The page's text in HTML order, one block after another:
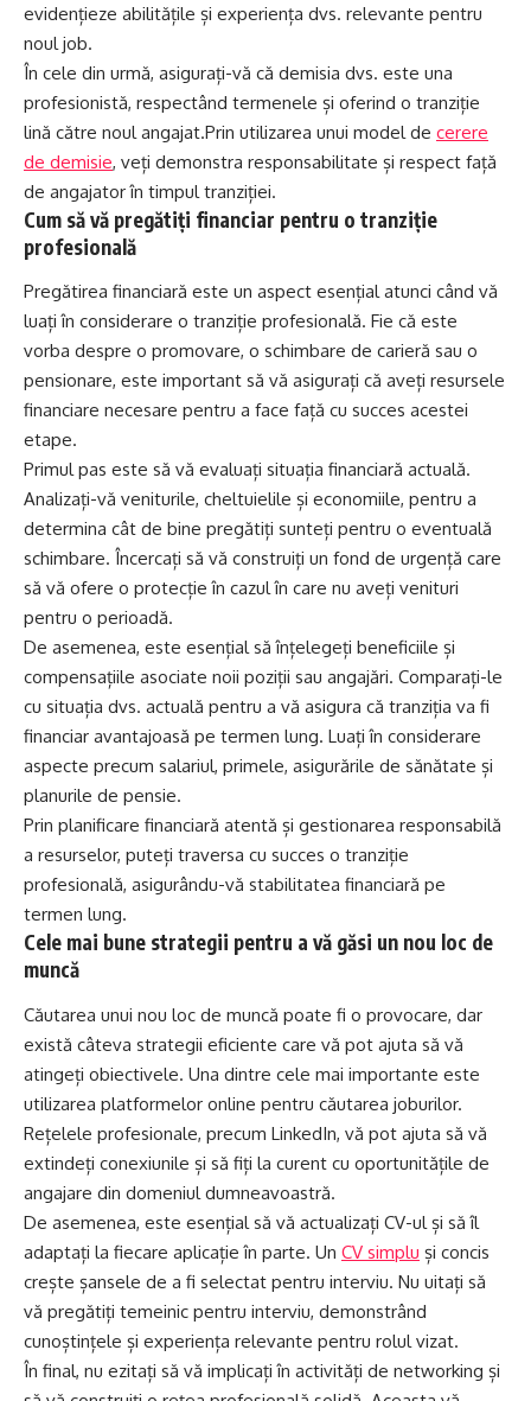
evidențieze abilitățile și experiența dvs. relevante pentru
noul job.
În cele din urmă, asigurați-vă că demisia dvs. este una
profesionistă, respectând termenele și oferind o tranziție
lină către noul angajat.Prin utilizarea unui model de cerere
de demisie, veți demonstra responsabilitate și respect față
de angajator în timpul tranziției.
Cum să vă pregătiți financiar pentru o tranziție
profesională
Pregătirea financiară este un aspect esențial atunci când vă
luați în considerare o tranziție profesională. Fie că este
vorba despre o promovare, o schimbare de carieră sau o
pensionare, este important să vă asigurați că aveți resursele
financiare necesare pentru a face față cu succes acestei
etape.
Primul pas este să vă evaluați situația financiară actuală.
Analizați-vă veniturile, cheltuielile și economiile, pentru a
determina cât de bine pregătiți sunteți pentru o eventuală
schimbare. Încercați să vă construiți un fond de urgență care
să vă ofere o protecție în cazul în care nu aveți venituri
pentru o perioadă.
De asemenea, este esențial să înțelegeți beneficiile și
compensațiile asociate noii poziții sau angajări. Comparați-le
cu situația dvs. actuală pentru a vă asigura că tranziția va fi
financiar avantajoasă pe termen lung. Luați în considerare
aspecte precum salariul, primele, asigurările de sănătate și
planurile de pensie.
Prin planificare financiară atentă și gestionarea responsabilă
a resurselor, puteți traversa cu succes o tranziție
profesională, asigurându-vă stabilitatea financiară pe
termen lung.
Cele mai bune strategii pentru a vă găsi un nou loc de
muncă
Căutarea unui nou loc de muncă poate fi o provocare, dar
există câteva strategii eficiente care vă pot ajuta să vă
atingeți obiectivele. Una dintre cele mai importante este
utilizarea platformelor online pentru căutarea joburilor.
Rețelele profesionale, precum LinkedIn, vă pot ajuta să vă
extindeți conexiunile și să fiți la curent cu oportunitățile de
angajare din domeniul dumneavoastră.
De asemenea, este esențial să vă actualizați CV-ul și să îl
adaptați la fiecare aplicație în parte. Un CV simplu și concis
crește șansele de a fi selectat pentru interviu. Nu uitați să
vă pregătiți temeinic pentru interviu, demonstrând
cunoștințele și experiența relevante pentru rolul vizat.
În final, nu ezitați să vă implicați în activități de networking și